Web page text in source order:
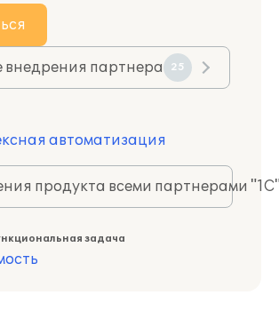
внедрения партнера 25
автоматизация
продукта всеми партнерами
задача